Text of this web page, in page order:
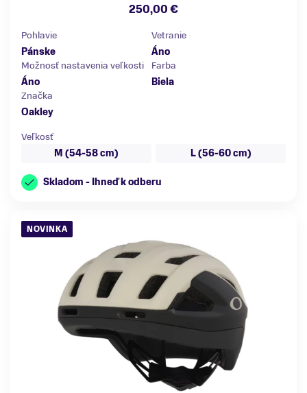
250,00 €
Pohlavie
Pánske
Vetranie
Áno
Možnosť nastavenia veľkosti
Áno
Farba
Biela
Značka
Oakley
Veľkosť
M (54-58 cm)
L (56-60 cm)
Skladom - Ihneď k odberu
NOVINKA